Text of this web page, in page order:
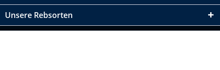
Unsere Rebsorten